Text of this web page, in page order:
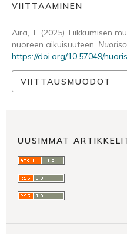
VIITTAAMINEN
Aira, T. (2025). Liikkumisen
nuoreen aikuisuuteen.
https://doi.org/10.57049/
VIITTAUSMUODOT
UUSIMMAT